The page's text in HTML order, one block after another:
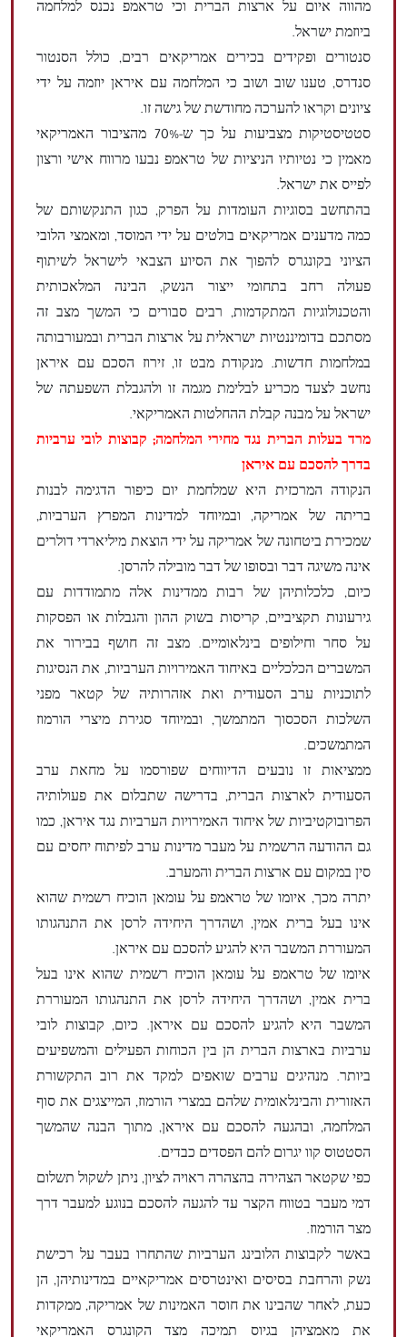
מהווה איום על ארצות הברית וכי טראמפ נכנס למלחמה
ביוזמת ישראל.
סנטורים ופקידים בכירים אמריקאים רבים, כולל הסנטור
סנדרס, טענו שוב ושוב כי המלחמה עם איראן יוזמה על ידי
ציונים וקראו להערכה מחודשת של גישה זו.
סטטיסטיקות מצביעות על כך ש-70% מהציבור האמריקאי
מאמין כי נטיותיו הניציות של טראמפ נבעו מרווח אישי ורצון
לפייס את ישראל.
בהתחשב בסוגיות העומדות על הפרק, כגון התנקשותם של
כמה מדענים אמריקאים בולטים על ידי המוסד, ומאמצי הלובי
הציוני בקונגרס להפוך את הסיוע הצבאי לישראל לשיתוף
פעולה רחב בתחומי ייצור הנשק, הבינה המלאכותית
והטכנולוגיות המתקדמות, רבים סבורים כי המשך מצב זה
מסתכם בדומיננטיות ישראלית על ארצות הברית ובמעורבותה
במלחמות חדשות. מנקודת מבט זו, זירוז הסכם עם איראן
נחשב לצעד מכריע לבלימת מגמה זו ולהגבלת השפעתה של
ישראל על מבנה קבלת ההחלטות האמריקאי.
מרד בעלות הברית נגד מחירי המלחמה; קבוצות לובי ערביות
בדרך להסכם עם איראן
הנקודה המרכזית היא שמלחמת יום כיפור הדגימה לבנות
בריתה של אמריקה, ובמיוחד למדינות המפרץ הערביות,
שמכירת ביטחונה של אמריקה על ידי הוצאת מיליארדי דולרים
אינה משיגה דבר ובסופו של דבר מובילה להרסן.
כיום, כלכלותיהן של רבות ממדינות אלה מתמודדות עם
גירעונות תקציביים, קריסות בשוק ההון והגבלות או הפסקות
על סחר וחילופים בינלאומיים. מצב זה חושף בבירור את
המשברים הכלכליים באיחוד האמירויות הערביות, את הנסיגות
לתוכניות ערב הסעודית ואת אזהרותיה של קטאר מפני
השלכות הסכסוך המתמשך, ובמיוחד סגירת מיצרי הורמוז
המתמשכים.
ממציאות זו נובעים הדיווחים שפורסמו על מחאת ערב
הסעודית לארצות הברית, בדרישה שתבלום את פעולותיה
הפרובוקטיביות של איחוד האמירויות הערביות נגד איראן, כמו
גם ההודעה הרשמית על מעבר מדינות ערב לפיתוח יחסים עם
סין במקום עם ארצות הברית והמערב.
יתרה מכך, איומו של טראמפ על עומאן הוכיח רשמית שהוא
אינו בעל ברית אמין, ושהדרך היחידה לרסן את התנהגותו
המעוררת המשבר היא להגיע להסכם עם איראן.
איומו של טראמפ על עומאן הוכיח רשמית שהוא אינו בעל
ברית אמין, ושהדרך היחידה לרסן את התנהגותו המעוררת
המשבר היא להגיע להסכם עם איראן. כיום, קבוצות לובי
ערביות בארצות הברית הן בין הכוחות הפעילים והמשפיעים
ביותר. מנהיגים ערבים שואפים למקד את רוב התקשורת
האזורית והבינלאומית שלהם במצרי הורמוז, המייצגים את סוף
המלחמה, ובהגעה להסכם עם איראן, מתוך הבנה שהמשך
הסטטוס קוו יגרום להם הפסדים כבדים.
כפי שקטאר הצהירה בהצהרה ראויה לציון, ניתן לשקול תשלום
דמי מעבר בטווח הקצר עד להגעה להסכם בנוגע למעבר דרך
מצר הורמוז.
באשר לקבוצות הלובינג הערביות שהתחרו בעבר על רכישת
נשק והרחבת בסיסים ואינטרסים אמריקאיים במדינותיהן, הן
כעת, לאחר שהבינו את חוסר האמינות של אמריקה, ממקדות
את מאמציהן בגיוס תמיכה מצד הקונגרס האמריקאי